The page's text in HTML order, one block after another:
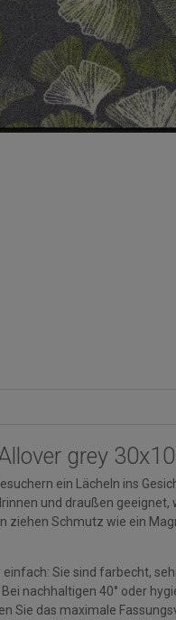
grey
ein Lächeln ins
und draußen geeignet,
Schmutz wie ein
Sie sind farbecht,
nachhaltigen 40° oder
Sie das maximale